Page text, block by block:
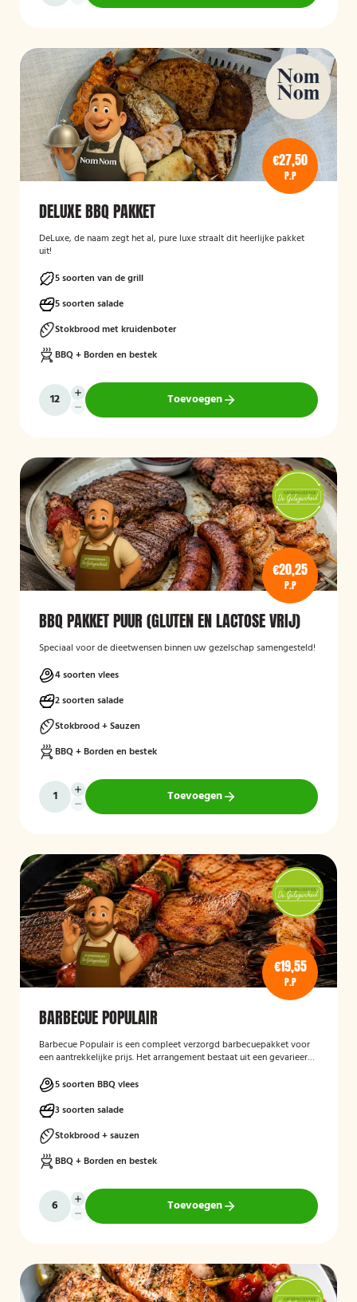
€27,50
P.P
DELUXE BBQ PAKKET
DeLuxe, de naam zegt het al, pure luxe straalt dit heerlijke pakket
uit!
5 soorten van de grill
5 soorten salade
Stokbrood met kruidenboter
BBQ + Borden en bestek
Toevoegen
€20,25
P.P
BBQ PAKKET PUUR (GLUTEN EN LACTOSE VRIJ)
Speciaal voor de dieetwensen binnen uw gezelschap samengesteld!
4 soorten vlees
2 soorten salade
Stokbrood + Sauzen
BBQ + Borden en bestek
Toevoegen
€19,55
P.P
BARBECUE POPULAIR
Barbecue Populair is een compleet verzorgd barbecuepakket voor
een aantrekkelijke prijs. Het arrangement bestaat uit een gevarieerde
stokbrood. Daarnaast worden barbecue, borden en bestek
meegeleverd en weer opgehaald, zodat gasten zorgeloos kunnen
genieten van een gezellige barbecue.
5 soorten BBQ vlees
3 soorten salade
Stokbrood + sauzen
BBQ + Borden en bestek
Toevoegen